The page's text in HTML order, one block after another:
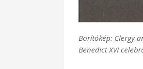
Borítókép: Clergy
Benedict XVI